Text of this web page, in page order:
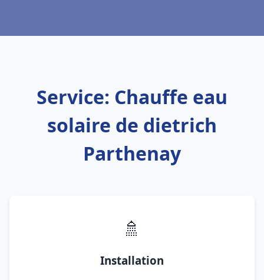
Service: Chauffe eau
solaire de dietrich
Parthenay
🚿
Installation